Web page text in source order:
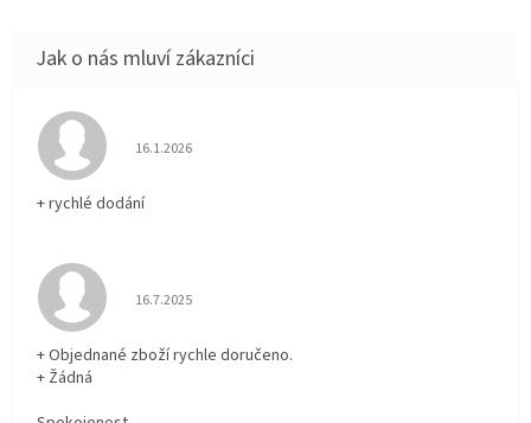
Hodnocení obchodu je 5 z 5 hvězdiček.
16.1.2026
+ rychlé dodání
Hodnocení obchodu je 5 z 5 hvězdiček.
16.7.2025
+ Objednané zboží rychle doručeno.
+ Žádná